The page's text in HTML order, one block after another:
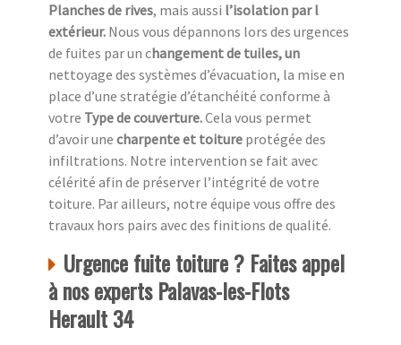
Planches de rives, mais aussi l’isolation par l
extérieur. Nous vous dépannons lors des urgences
de fuites par un changement de tuiles, un
nettoyage des systèmes d’évacuation, la mise en
place d’une stratégie d’étanchéité conforme à
votre Type de couverture.Cela vous permet
d’avoir une charpente et toiture protégée des
infiltrations. Notre intervention se fait avec
célérité afin de préserver l’intégrité de votre
toiture. Par ailleurs, notre équipe vous offre des
travaux hors pairs avec des finitions de qualité.
Urgence fuite toiture ? Faites appel
à nos experts Palavas-les-Flots
Herault 34